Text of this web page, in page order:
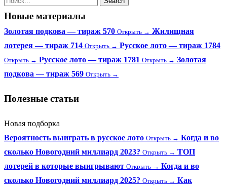
Новые материалы
Золотая подкова — тираж 570 Открыть → Жилищная
лотерея — тираж 714 Открыть → Русское лото — тираж 1784
Открыть → Русское лото — тираж 1781 Открыть → Золотая
подкова — тираж 569 Открыть →
Полезные статьи
Новая подборка
Вероятность выиграть в русское лото Открыть → Когда и во
сколько Новогодний миллиард 2023? Открыть → ТОП
лотерей в которые выигрывают Открыть → Когда и во
сколько Новогодний миллиард 2025? Открыть → Как